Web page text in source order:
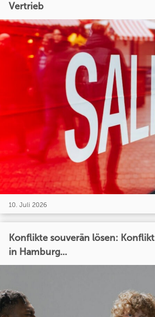
Vertrieb
10. Juli 2026
Konflikte souverän lösen:
in Hamburg...